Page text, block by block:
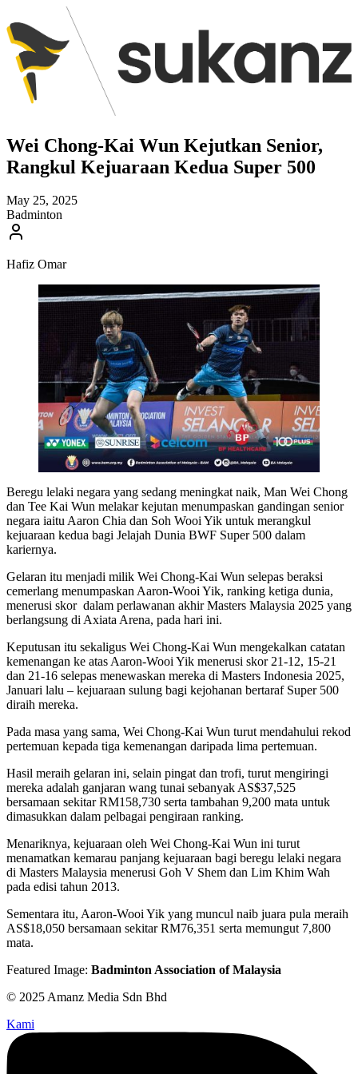
Wei Chong-Kai Wun Kejutkan Senior,
Rangkul Kejuaraan Kedua Super 500
May 25, 2025
Badminton
Hafiz Omar
Beregu lelaki negara yang sedang meningkat naik, Man Wei Chong
dan Tee Kai Wun melakar kejutan menumpaskan gandingan senior
negara iaitu Aaron Chia dan Soh Wooi Yik untuk merangkul
kejuaraan kedua bagi Jelajah Dunia BWF Super 500 dalam
kariernya.
Gelaran itu menjadi milik Wei Chong-Kai Wun selepas beraksi
cemerlang menumpaskan Aaron-Wooi Yik, ranking ketiga dunia,
menerusi skor dalam perlawanan akhir Masters Malaysia 2025 yang
berlangsung di Axiata Arena, pada hari ini.
Keputusan itu sekaligus Wei Chong-Kai Wun mengekalkan catatan
kemenangan ke atas Aaron-Wooi Yik menerusi skor 21-12, 15-21
dan 21-16 selepas menewaskan mereka di Masters Indonesia 2025,
Januari lalu – kejuaraan sulung bagi kejohanan bertaraf Super 500
diraih mereka.
Pada masa yang sama, Wei Chong-Kai Wun turut mendahului rekod
pertemuan kepada tiga kemenangan daripada lima pertemuan.
Hasil meraih gelaran ini, selain pingat dan trofi, turut mengiringi
mereka adalah ganjaran wang tunai sebanyak AS$37,525
bersamaan sekitar RM158,730 serta tambahan 9,200 mata untuk
dimasukkan dalam pelbagai pengiraan ranking.
Menariknya, kejuaraan oleh Wei Chong-Kai Wun ini turut
menamatkan kemarau panjang kejuaraan bagi beregu lelaki negara
di Masters Malaysia menerusi Goh V Shem dan Lim Khim Wah
pada edisi tahun 2013.
Sementara itu, Aaron-Wooi Yik yang muncul naib juara pula meraih
AS$18,050 bersamaan sekitar RM76,351 serta memungut 7,800
mata.
Featured Image: Badminton Association of Malaysia
© 2025 Amanz Media Sdn Bhd
Kami